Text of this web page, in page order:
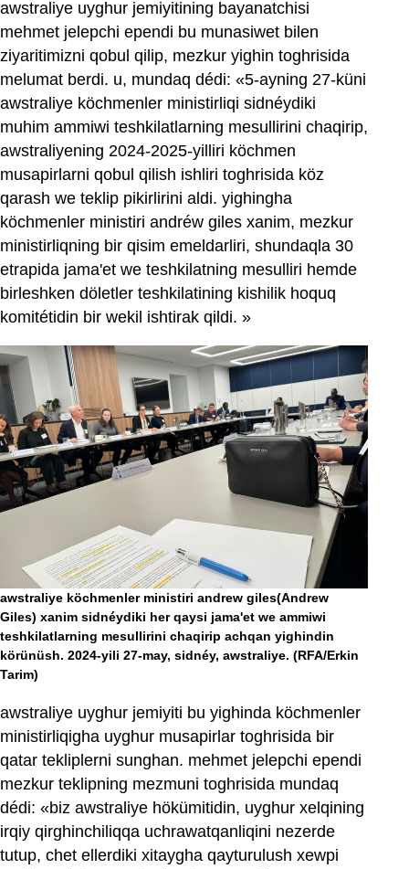
awstraliye uyghur jemiyitining bayanatchisi
mehmet jelepchi ependi bu munasiwet bilen
ziyaritimizni qobul qilip, mezkur yighin toghrisida
melumat berdi. u, mundaq dédi: «5-ayning 27-küni
awstraliye köchmenler ministirliqi sidnéydiki
muhim ammiwi teshkilatlarning mesullirini chaqirip,
awstraliyening 2024-2025-yilliri köchmen
musapirlarni qobul qilish ishliri toghrisida köz
qarash we teklip pikirlirini aldi. yighingha
köchmenler ministiri andréw giles xanim, mezkur
ministirliqning bir qisim emeldarliri, shundaqla 30
etrapida jama'et we teshkilatning mesulliri hemde
birleshken döletler teshkilatining kishilik hoquq
komitétidin bir wekil ishtirak qildi. »
awstraliye köchmenler ministiri andrew giles(Andrew
Giles) xanim sidnéydiki her qaysi jama'et we ammiwi
teshkilatlarning mesullirini chaqirip achqan yighindin
körünüsh. 2024-yili 27-may, sidnéy, awstraliye. (RFA/Erkin
Tarim)
awstraliye uyghur jemiyiti bu yighinda köchmenler
ministirliqigha uyghur musapirlar toghrisida bir
qatar tekliplerni sunghan. mehmet jelepchi ependi
mezkur teklipning mezmuni toghrisida mundaq
dédi: «biz awstraliye hökümitidin, uyghur xelqining
irqiy qirghinchiliqqa uchrawatqanliqini nezerde
tutup, chet ellerdiki xitaygha qayturulush xewpi